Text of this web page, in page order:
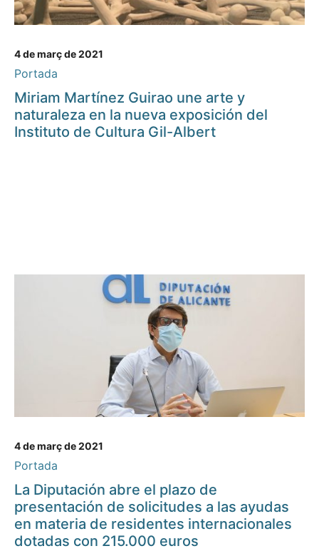
4 de març de 2021
Portada
Miriam Martínez Guirao une arte y
naturaleza en la nueva exposición del
Instituto de Cultura Gil-Albert
4 de març de 2021
Portada
La Diputación abre el plazo de
presentación de solicitudes a las ayudas
en materia de residentes internacionales
dotadas con 215.000 euros